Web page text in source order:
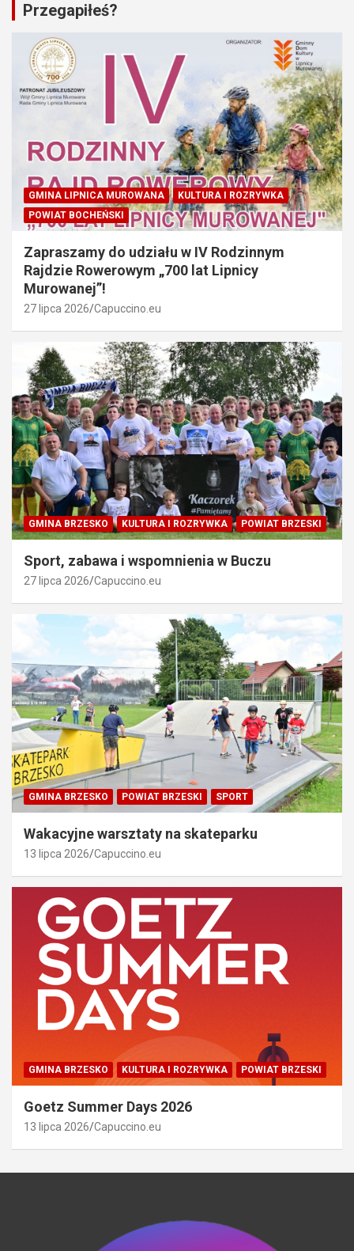
Przegapiłeś?
GMINA LIPNICA MUROWANA
KULTURA I ROZRYWKA
POWIAT BOCHEŃSKI
Zapraszamy do udziału w IV Rodzinnym
Rajdzie Rowerowym „700 lat Lipnicy
Murowanej”!
27 lipca 2026 Capuccino.eu
GMINA BRZESKO KULTURA I ROZRYWKA POWIAT BRZESKI
Sport, zabawa i wspomnienia w Buczu
27 lipca 2026 Capuccino.eu
GMINA BRZESKO POWIAT BRZESKI SPORT
Wakacyjne warsztaty na skateparku
13 lipca 2026 Capuccino.eu
GMINA BRZESKO KULTURA I ROZRYWKA POWIAT BRZESKI
Goetz Summer Days 2026
13 lipca 2026 Capuccino.eu